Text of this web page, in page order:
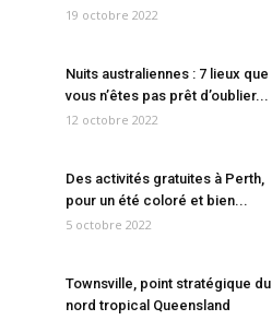
19 octobre 2022
Nuits australiennes : 7 lieux que
vous n’êtes pas prêt d’oublier...
12 octobre 2022
Des activités gratuites à Perth,
pour un été coloré et bien...
5 octobre 2022
Townsville, point stratégique du
nord tropical Queensland